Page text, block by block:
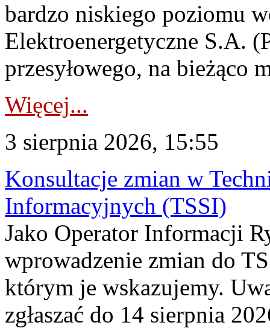
bardzo niskiego poziomu
Elektroenergetyczne S.A.
przesyłowego, na bieżąco
Więcej...
3 sierpnia 2026, 15:55
Konsultacje zmian w
Informacyjnych (TSSI)
Jako Operator Informacji
wprowadzenie zmian do
którym je wskazujemy.
zgłaszać do 14 sierpnia